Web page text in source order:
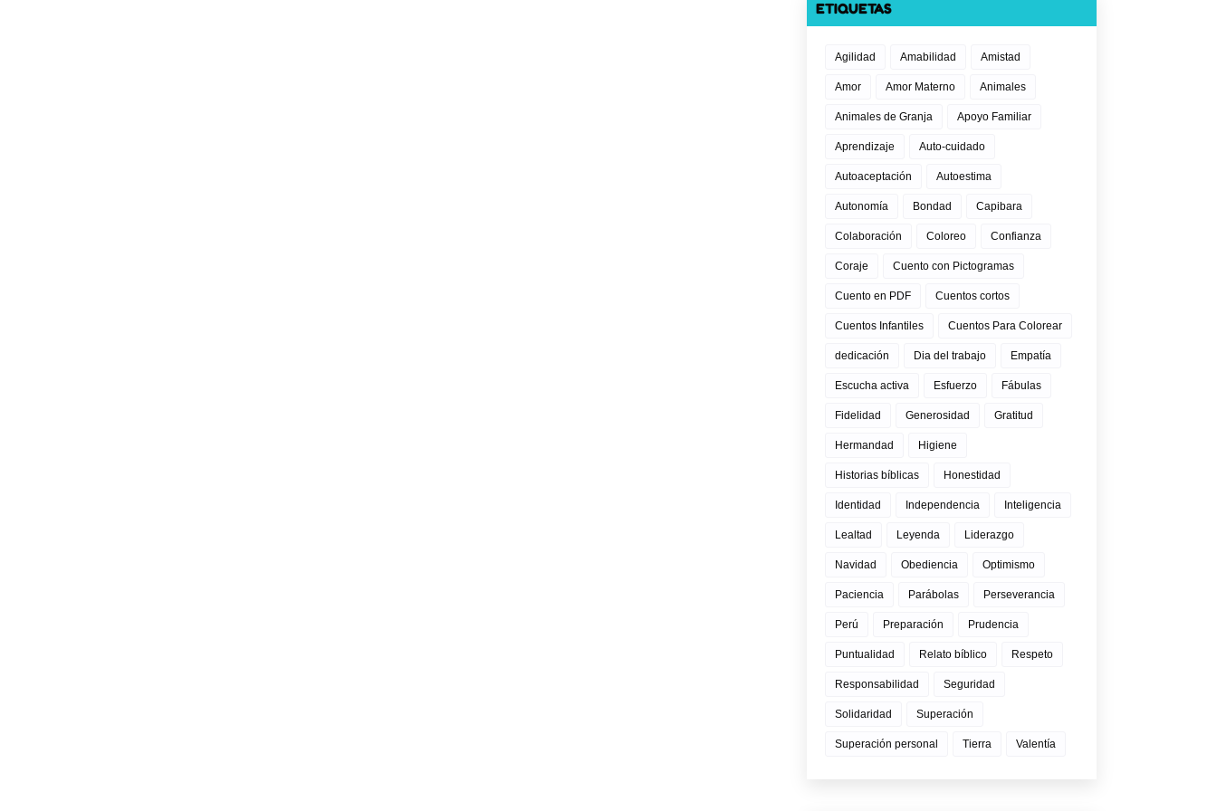
ETIQUETAS
Agilidad Amabilidad Amistad
Amor Amor Materno Animales
Animales de Granja Apoyo Familiar
Aprendizaje Auto-cuidado
Autoaceptación Autoestima
Autonomía Bondad Capibara
Colaboración Coloreo Confianza
Coraje Cuento con Pictogramas
Cuento en PDF Cuentos cortos
Cuentos Infantiles Cuentos Para Colorear
dedicación Dia del trabajo Empatía
Escucha activa Esfuerzo Fábulas
Fidelidad Generosidad Gratitud
Hermandad Higiene
Historias bíblicas Honestidad
Identidad Independencia Inteligencia
Lealtad Leyenda Liderazgo
Navidad Obediencia Optimismo
Paciencia Parábolas Perseverancia
Perú Preparación Prudencia
Puntualidad Relato bíblico Respeto
Responsabilidad Seguridad
Solidaridad Superación
Superación personal Tierra Valentía